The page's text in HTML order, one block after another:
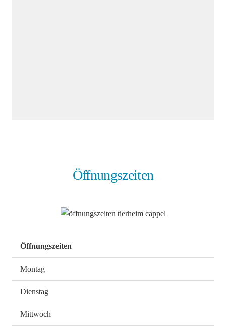
Öffnungszeiten
Öffnungszeiten
Montag
Dienstag
Mittwoch